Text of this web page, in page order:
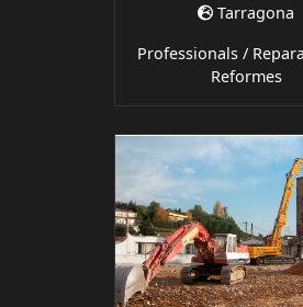
Tarragona
Professionals /
Reformes